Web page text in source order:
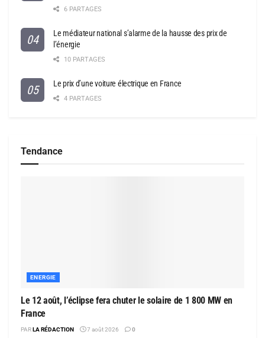
6 PARTAGES
Le médiateur national s’alarme de la hausse des prix de
l’énergie
10 PARTAGES
Le prix d’une voiture électrique en France
4 PARTAGES
Tendance
ENERGIE
Le 12 août, l’éclipse fera chuter le solaire de 1 800 MW en
France
PARLA RÉDACTION 7 août 2026 0